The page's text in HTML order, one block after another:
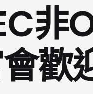
非
歡